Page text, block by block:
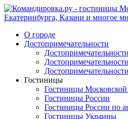
О городе
Достопримечательности
Гостиницы
Гостиницы Московской
Гостиницы России
Гостиницы России по
Гостиницы Украины